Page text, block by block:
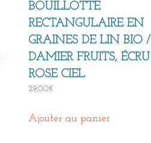
BOUILLOTTE
RECTANGULAIRE EN
GRAINES DE LIN BIO /
DAMIER FRUITS, ÉCRU
ROSE CIEL
29,00€
Ajouter au panier